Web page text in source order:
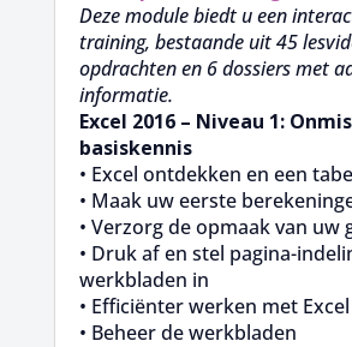
Deze module biedt u een
training, bestaande uit 45
opdrachten en 6 dossiers met
informatie.
Excel 2016 – Niveau 1:
basiskennis
• Excel ontdekken en een
• Maak uw eerste
• Verzorg de opmaak van uw
• Druk af en stel pagina-
werkbladen in
• Efficiënter werken met Excel
• Beheer de werkbladen